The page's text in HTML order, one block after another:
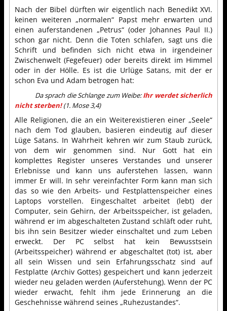
Nach der Bibel dürften wir eigentlich nach Benedikt XVI.
keinen weiteren „normalen“ Papst mehr erwarten und
einen auferstandenen „Petrus“ (oder Johannes Paul II.)
schon gar nicht. Denn die Toten schlafen, sagt uns die
Schrift und befinden sich nicht etwa in irgendeiner
Zwischenwelt (Fegefeuer) oder bereits direkt im Himmel
oder in der Hölle. Es ist die Urlüge Satans, mit der er
schon Eva und Adam betrogen hat:
Da sprach die Schlange zum Weibe:Ihr werdet sicherlich
nicht sterben!(1. Mose 3,4)
Alle Religionen, die an ein Weiterexistieren einer „Seele“
nach dem Tod glauben, basieren eindeutig auf dieser
Lüge Satans. In Wahrheit kehren wir zum Staub zurück,
von dem wir genommen sind. Nur Gott hat ein
komplettes Register unseres Verstandes und unserer
Erlebnisse und kann uns auferstehen lassen, wann
immer Er will. In sehr vereinfachter Form kann man sich
das so wie den Arbeits- und Festplattenspeicher eines
Laptops vorstellen. Eingeschaltet arbeitet (lebt) der
Computer, sein Gehirn, der Arbeitsspeicher, ist geladen,
während er im abgeschalteten Zustand schläft oder ruht,
bis ihn sein Besitzer wieder einschaltet und zum Leben
erweckt. Der PC selbst hat kein Bewusstsein
(Arbeitsspeicher) während er abgeschaltet (tot) ist, aber
all sein Wissen und sein Erfahrungsschatz sind auf
Festplatte (Archiv Gottes) gespeichert und kann jederzeit
wieder neu geladen werden (Auferstehung). Wenn der PC
wieder erwacht, fehlt ihm jede Erinnerung an die
Geschehnisse während seines „Ruhezustandes“.